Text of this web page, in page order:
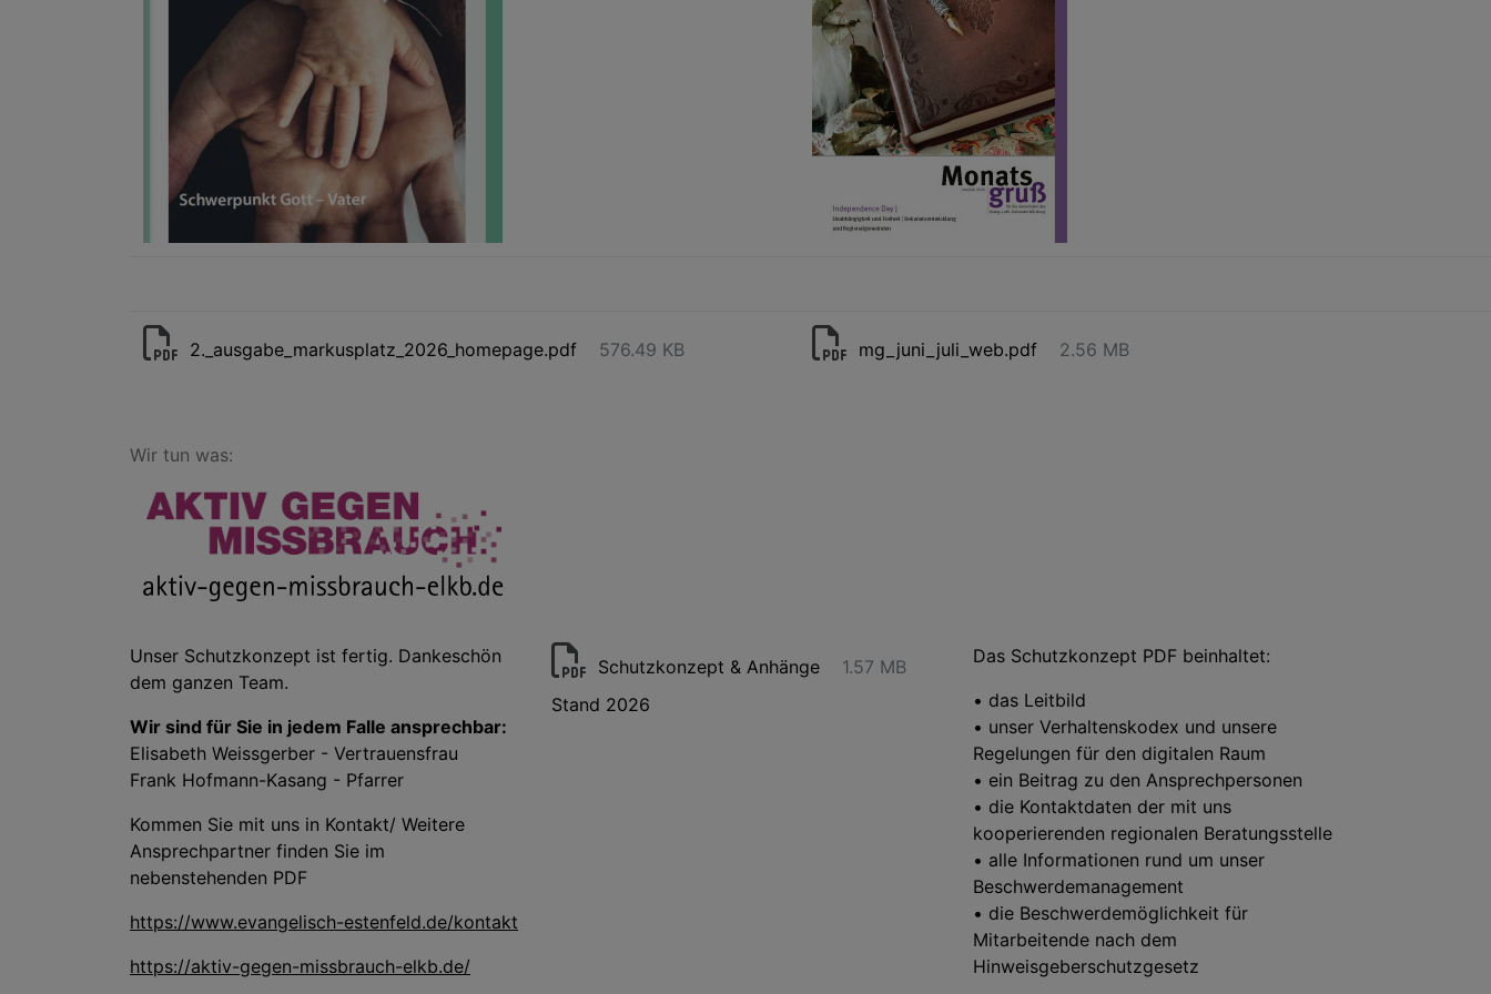
2._ausgabe_markusplatz_2026_homepage.pdf 576.49 KB mg_juni_juli_web.pdf 2.56 MB
Wir tun was:
Unser Schutzkonzept ist fertig. Dankeschön
dem ganzen Team.
Wir sind für Sie in jedem Falle ansprechbar:
Elisabeth Weissgerber - Vertrauensfrau
Frank Hofmann-Kasang - Pfarrer
Kommen Sie mit uns in Kontakt/ Weitere
Ansprechpartner finden Sie im
nebenstehenden PDF
https://www.evangelisch-estenfeld.de/kontakt
https://aktiv-gegen-missbrauch-elkb.de/
Schutzkonzept & Anhänge
1.57 MB
Stand 2026
Das Schutzkonzept PDF beinhaltet:
• das Leitbild
• unser Verhaltenskodex und unsere
Regelungen für den digitalen Raum
• ein Beitrag zu den Ansprechpersonen
• die Kontaktdaten der mit uns
kooperierenden regionalen Beratungsstelle
• alle Informationen rund um unser
Beschwerdemanagement
• die Beschwerdemöglichkeit für
Mitarbeitende nach dem
Hinweisgeberschutzgesetz